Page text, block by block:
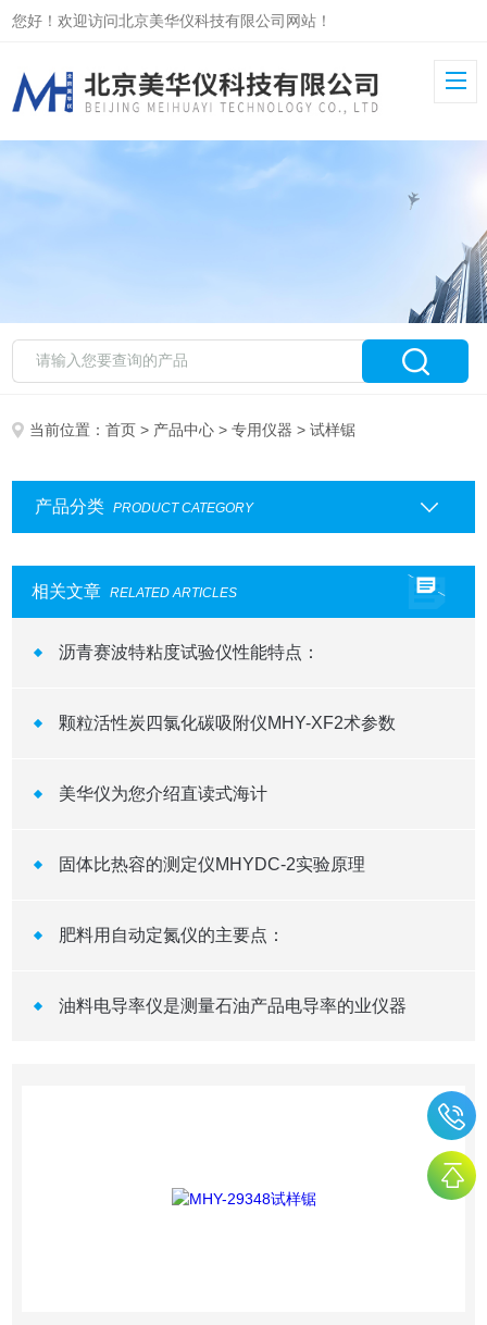
您好！欢迎访问北京美华仪科技有限公司网站！
当前位置：首页 > 产品中心 >专用仪器 > 试样锯
产品分类 PRODUCT CATEGORY
相关文章 RELATED ARTICLES
沥青赛波特粘度试验仪性能特点：
颗粒活性炭四氯化碳吸附仪MHY-XF2术参数
美华仪为您介绍直读式海计
固体比热容的测定仪MHYDC-2实验原理
肥料用自动定氮仪的主要点：
油料电导率仪是测量石油产品电导率的业仪器